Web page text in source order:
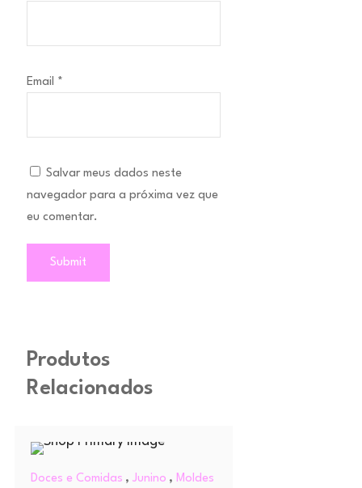
Email *
Salvar meus dados neste
navegador para a próxima vez que
eu comentar.
Produtos
Relacionados
Doces e Comidas , Junino , Moldes